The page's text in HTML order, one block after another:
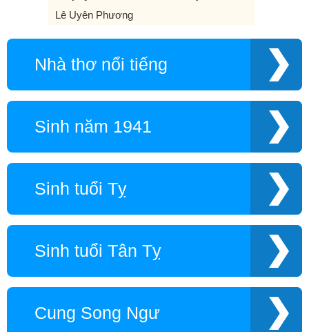
Lê Uyên Phương
Nhà thơ nổi tiếng
Sinh năm 1941
Sinh tuổi Tỵ
Sinh tuổi Tân Tỵ
Cung Song Ngư